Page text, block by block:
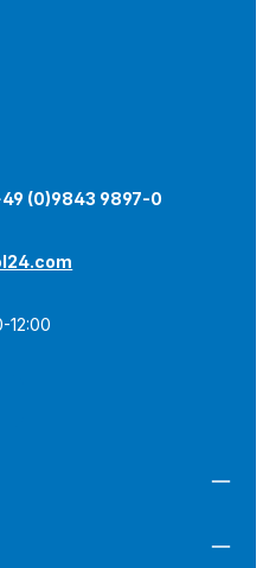
(0)9843 9897-0
12:00